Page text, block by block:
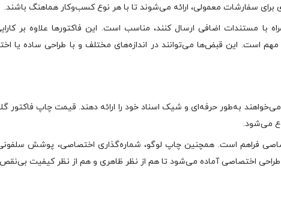
با مستندات اضافی ارسال کنند، مناسب است. این فاکتورها علاوه بر
مهم است. این قبض‌ها می‌توانند در اندازه‌های مختلف و با طراحی ساده یا
به‌طور حرفه‌ای و شیک اسناد خود را ارائه دهند. قیمت چاپ فاکتور
فراهم است. همچنین چاپ لوگو، شماره‌گذاری اختصاصی، پوشش
اختصاصی آماده می‌شود تا هم از نظر ظاهری و هم از نظر کیفیت